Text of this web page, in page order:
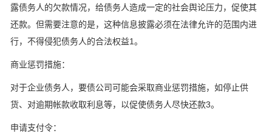
露债务人的欠款情况，给债务人造成一定的社会舆论压力，促使其
还款。但需要注意的是，这种信息披露必须在法律允许的范围内进
行，不得侵犯债务人的合法权益‌1。
‌商业惩罚措施‌：
对于企业债务人，要债公司可能会采取商业惩罚措施，如停止供
货、对逾期帐款收取利息等，以促使债务人尽快还款‌3。
‌申请支付令‌：